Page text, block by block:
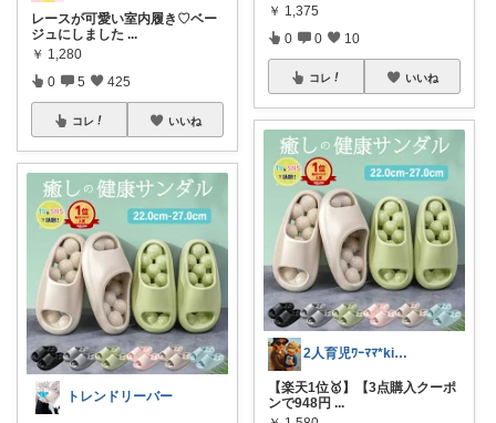
レースが可愛い室内履き♡ベー
ジュにしました ...
￥ 1,280
0 5 425
コレ いいね
トレンドリーバー
￥ 1,375
0 0 10
コレ いいね
2人育児ﾜｰﾏﾏ*kinakoomama
【楽天1位🥇】【3点購入クーポ
ンで948円 ...